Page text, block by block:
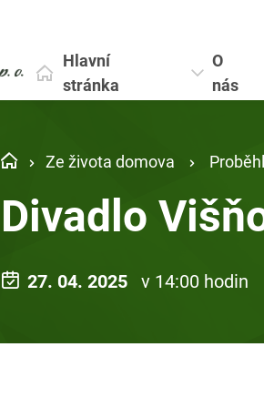
Hlavní
stránka
O
nás
Ze života domova
Divadlo
27. 04. 2025 v 14:00 hodin